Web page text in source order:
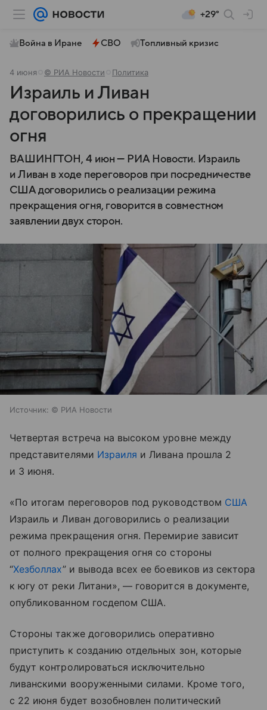
+29°
Война в Иране СВО Топливный кризис
4 июня © РИА Новости Политика
Израиль и Ливан
договорились о прекращении
огня
ВАШИНГТОН, 4 июн — РИА Новости. Израиль
и Ливан в ходе переговоров при посредничестве
США договорились о реализации режима
прекращения огня, говорится в совместном
заявлении двух сторон.
Источник: © РИА Новости
Четвертая встреча на высоком уровне между
представителями Израиля и Ливана прошла 2
и 3 июня.
«По итогам переговоров под руководством США
Израиль и Ливан договорились о реализации
режима прекращения огня. Перемирие зависит
от полного прекращения огня со стороны
“Хезболлах” и вывода всех ее боевиков из сектора
к югу от реки Литани», — говорится в документе,
опубликованном госдепом США.
Стороны также договорились оперативно
приступить к созданию отдельных зон, которые
будут контролироваться исключительно
ливанскими вооруженными силами. Кроме того,
с 22 июня будет возобновлен политический